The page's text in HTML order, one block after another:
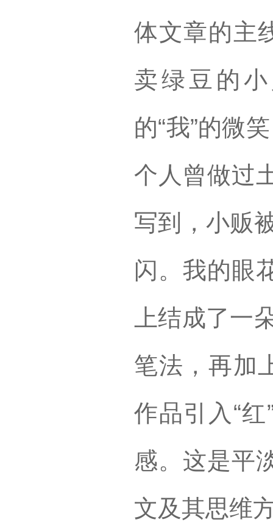
体文章的主
卖绿豆的
的“我”的微
个人曾做过
写到，小贩
闪。我的眼
上结成了一
笔法，再加
作品引入“
感。这是平
文及其思维